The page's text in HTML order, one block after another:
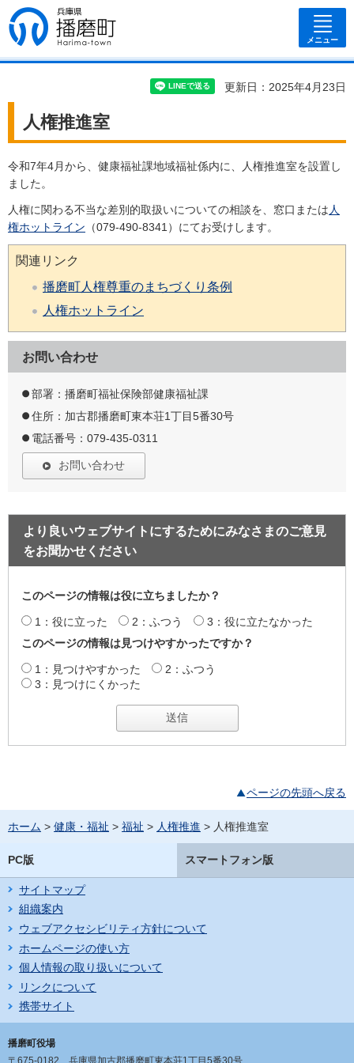
兵庫県 播磨
町
メニュー
更新日：2025年4月23日
人権推進室
令和7年4月から、健康福祉課地域福祉係内に、人権推進室を設置し
ました。
人権に関わる不当な差別的取扱いについての相談を、窓口または 人
権ホットライン （079-490-8341）にてお受けします。
関連リンク
播磨町人権尊重のまちづくり条例
人権ホットライン
お問い合わせ
部署：播磨町福祉保険部健康福祉課
住所：加古郡播磨町東本荘1丁目5番30号
電話番号：079-435-0311
お問い合わせ
より良いウェブサイトにするためにみなさまのご意見
をお聞かせください
このページの情報は役に立ちましたか？
1：役に立った 2：ふつう
3：役に立たなかった
このページの情報は見つけやすかったですか？
1：見つけやすかった
2：ふつう
3：見つけにくかった
ページの先頭へ戻る
ホーム > 健康・福祉 > 福祉 > 人権推進 > 人権推進室
PC版 スマートフォン版
サイトマップ
組織案内
ウェブアクセシビリティ方針について
ホームページの使い方
個人情報の取り扱いについて
リンクについて
携帯サイト
播磨町役場
〒675-0182 兵庫県加古郡播磨町東本荘1丁目5番30号